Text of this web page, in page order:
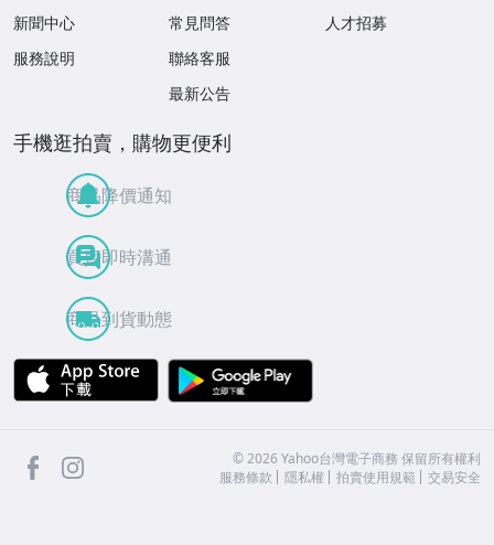
新聞中心
服務說明
常見問答
聯絡客服
最新公告
人才招募
手機逛拍賣，購物更便利
商品降價通知
買賣即時溝通
商品到貨動態
APP Store
facebook ©2026 Yahoo台灣電子商務 保留所有權利
服務條款
隱私權 拍賣使用規範 交易安全